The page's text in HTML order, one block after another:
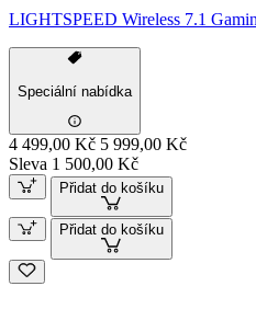
LIGHTSPEED Wireless 7.1
Speciální nabídka
4 499,00 Kč 5 999,00 Kč
Sleva 1 500,00 Kč
Přidat do košíku
Přidat do košíku